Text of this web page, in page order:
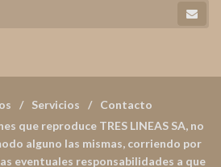
Servicios
Contacto
que reproduce TRES LINEAS SA, no
alguno las mismas, corriendo por
eventuales responsabilidades a que